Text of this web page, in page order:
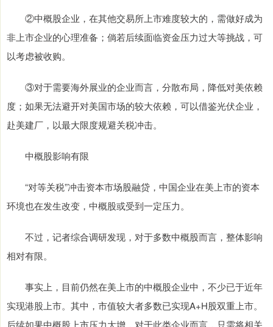
②中概股企业，在其他交易所上市难度较大的，需做好成为
非上市企业的心理准备；倘若后续面临资金压力过大等挑战，可
以考虑被收购。
③对于需要海外展业的企业而言，分散布局，降低对美依赖
度；如果无法避开对美国市场的较大依赖，可以借鉴光伏企业，
赴美建厂，以最大限度规避关税冲击。
中概股影响有限
“对等关税”冲击资本市场股融贷，中国企业在美上市的资本
环境也在发生改变，中概股或受到一定压力。
不过，记者综合调研发现，对于多数中概股而言，整体影响
相对有限。
事实上，目前仍然在美上市的中概股企业中，不少已于近年
实现港股上市。其中，市值较大者多数已实现A+H股双重上市。